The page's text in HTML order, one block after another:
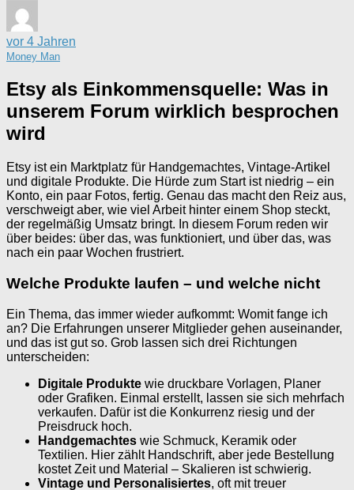
vor 4 Jahren
Money Man
Etsy als Einkommensquelle: Was in
unserem Forum wirklich besprochen
wird
Etsy ist ein Marktplatz für Handgemachtes, Vintage-Artikel
und digitale Produkte. Die Hürde zum Start ist niedrig – ein
Konto, ein paar Fotos, fertig. Genau das macht den Reiz aus,
verschweigt aber, wie viel Arbeit hinter einem Shop steckt,
der regelmäßig Umsatz bringt. In diesem Forum reden wir
über beides: über das, was funktioniert, und über das, was
nach ein paar Wochen frustriert.
Welche Produkte laufen – und welche nicht
Ein Thema, das immer wieder aufkommt: Womit fange ich
an? Die Erfahrungen unserer Mitglieder gehen auseinander,
und das ist gut so. Grob lassen sich drei Richtungen
unterscheiden:
Digitale Produkte wie druckbare Vorlagen, Planer
oder Grafiken. Einmal erstellt, lassen sie sich mehrfach
verkaufen. Dafür ist die Konkurrenz riesig und der
Preisdruck hoch.
Handgemachtes wie Schmuck, Keramik oder
Textilien. Hier zählt Handschrift, aber jede Bestellung
kostet Zeit und Material – Skalieren ist schwierig.
Vintage und Personalisiertes, oft mit treuer